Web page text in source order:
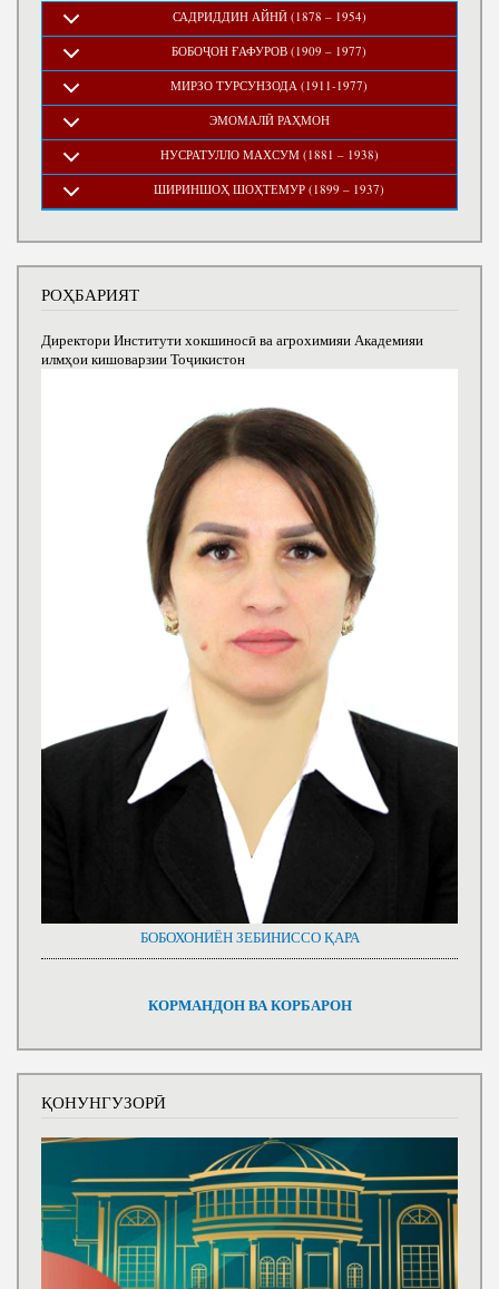
САДРИДДИН АЙНӢ (1878 – 1954)
БОБОҶОН ҒАФУРОВ (1909 – 1977)
МИРЗО ТУРСУНЗОДА (1911-1977)
ЭМОМАЛӢ РАҲМОН
НУСРАТУЛЛО МАХСУМ (1881 – 1938)
ШИРИНШОҲ ШОҲТЕМУР (1899 – 1937)
РОҲБАРИЯТ
Директори Институти хокшиносӣ ва агрохимияи Академияи
илмҳои кишоварзии Тоҷикистон
БОБОХОНИЁН ЗЕБИНИССО ҚАРА
КОРМАНДОН ВА КОРБАРОН
ҚОНУНГУЗОРӢ